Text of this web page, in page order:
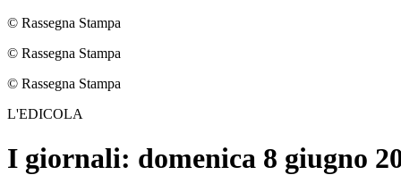
© Rassegna Stampa
© Rassegna Stampa
© Rassegna Stampa
L'EDICOLA
I giornali: domenica 8 giugno